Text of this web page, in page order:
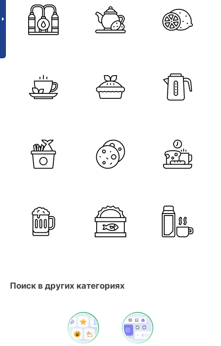
Поиск в других категориях